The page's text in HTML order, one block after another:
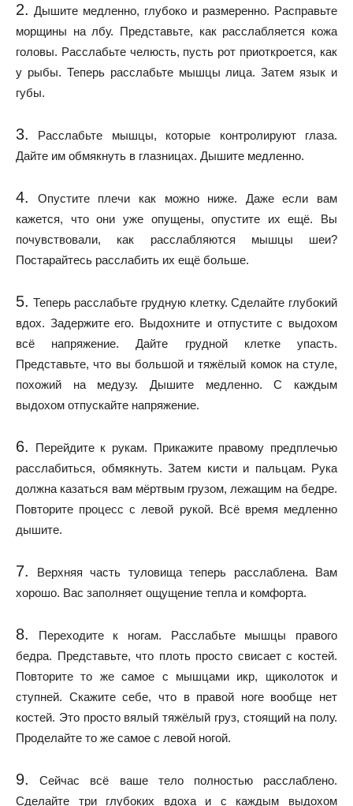
2. Дышите медленно, глубоко и размеренно. Расправьте
морщины на лбу. Представьте, как расслабляется кожа
головы. Расслабьте челюсть, пусть рот приоткроется, как
у рыбы. Теперь расслабьте мышцы лица. Затем язык и
губы.
3.
Расслабьте мышцы, которые контролируют глаза.
Дайте им обмякнуть в глазницах. Дышите медленно.
4.
Опустите плечи как можно ниже. Даже если вам
кажется, что они уже опущены, опустите их ещё. Вы
почувствовали, как расслабляются мышцы шеи?
Постарайтесь расслабить их ещё больше.
5. Теперь расслабьте грудную клетку. Сделайте глубокий
вдох. Задержите его. Выдохните и отпустите с выдохом
всё напряжение. Дайте грудной клетке упасть.
Представьте, что вы большой и тяжёлый комок на стуле,
похожий на медузу. Дышите медленно. С каждым
выдохом отпускайте напряжение.
6.
Перейдите к рукам. Прикажите правому предплечью
расслабиться, обмякнуть. Затем кисти и пальцам. Рука
должна казаться вам мёртвым грузом, лежащим на бедре.
Повторите процесс с левой рукой. Всё время медленно
дышите.
7.
Верхняя часть туловища теперь расслаблена. Вам
хорошо. Вас заполняет ощущение тепла и комфорта.
8.
Переходите к ногам. Расслабьте мышцы правого
бедра. Представьте, что плоть просто свисает с костей.
Повторите то же самое с мышцами икр, щиколоток и
ступней. Скажите себе, что в правой ноге вообще нет
костей. Это просто вялый тяжёлый груз, стоящий на полу.
Проделайте то же самое с левой ногой.
9.
Сейчас всё ваше тело полностью расслаблено.
Сделайте три глубоких вдоха и с каждым выдохом